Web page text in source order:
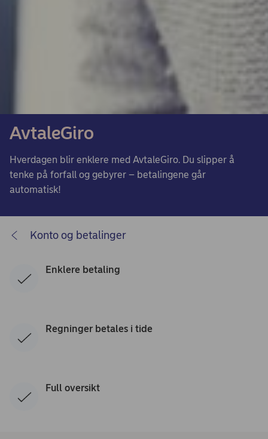
AvtaleGiro
Hverdagen blir enklere med AvtaleGiro. Du slipper å
tenke på forfall og gebyrer – betalingene går
automatisk!
Konto og betalinger
Enklere betaling
Regninger betales i tide
Full oversikt